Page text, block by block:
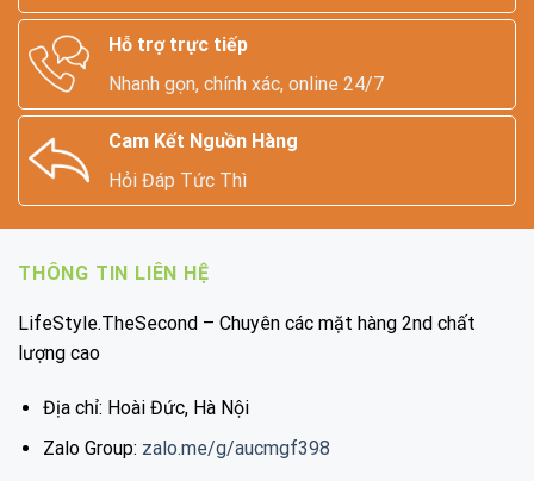
Hỗ trợ trực tiếp
Nhanh gọn, chính xác, online 24/7
Cam Kết Nguồn Hàng
Hỏi Đáp Tức Thì
THÔNG TIN LIÊN HỆ
LifeStyle.TheSecond – Chuyên các mặt hàng 2nd chất
lượng cao
Địa chỉ: Hoài Đức, Hà Nội
Zalo Group: zalo.me/g/aucmgf398